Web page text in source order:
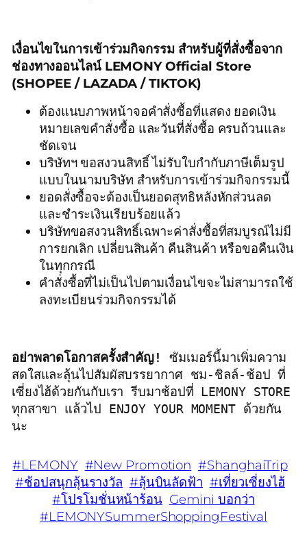
เงื่อนไขในการเข้าร่วมกิจกรรม สำหรับผู้ที่สั่งซื้อจาก
ช่องทางออนไลน์ LEMONY Official Store
(SHOPEE / LAZADA / TIKTOK)
ต้องแนบภาพหน้าจอคำสั่งซื้อที่แสดง ยอดเงิน
หมายเลขคำสั่งซื้อ และวันที่สั่งซื้อ ครบถ้วนและ
ชัดเจน
บริษัทฯ ขอสงวนสิทธิ์ ไม่รับใบกำกับภาษีเต็มรูป
แบบในนามบริษัท สำหรับการเข้าร่วมกิจกรรมนี้
ยอดสั่งซื้อจะต้องเป็นยอดสุทธิหลังหักส่วนลด
และชำระเงินเรียบร้อยแล้ว
บริษัทขอสงวนสิทธิ์เฉพาะค่าสั่งซื้อที่สมบูรณ์ไม่มี
การยกเลิก เปลี่ยนสินค้า คืนสินค้า หรือขอคืนเงิน
ในทุกกรณี
คำสั่งซื้อที่ไม่เป็นไปตามเงื่อนไขจะไม่สามารถใช้
ลงทะเบียนร่วมกิจกรรมได้
อย่าพลาดโอกาสครั้งสำคัญ!
ซัมเมอร์นี้มาเพิ่มความ
สดใสและลุ้นไปสัมผัสบรรยากาศ ชม-ชิลล์-ช้อป ที่
เซี่ยงไฮ้ด้วยกันกับเรา รีบมาช้อปที่ LEMONY STORE
ทุกสาขา แล้วไป ENJOY YOUR MOMENT ด้วยกัน
#LEMONY #New Promotion #ShanghaiTrip
#ช้อปสนุกลุ้นรางวัล #ลุ้นบินลัดฟ้า #เที่ยวเซี่ยงไฮ้
#โปรโมชั่นหน้าร้อน Gemini บอกว่า
#LEMONYSummerShoppingFestival